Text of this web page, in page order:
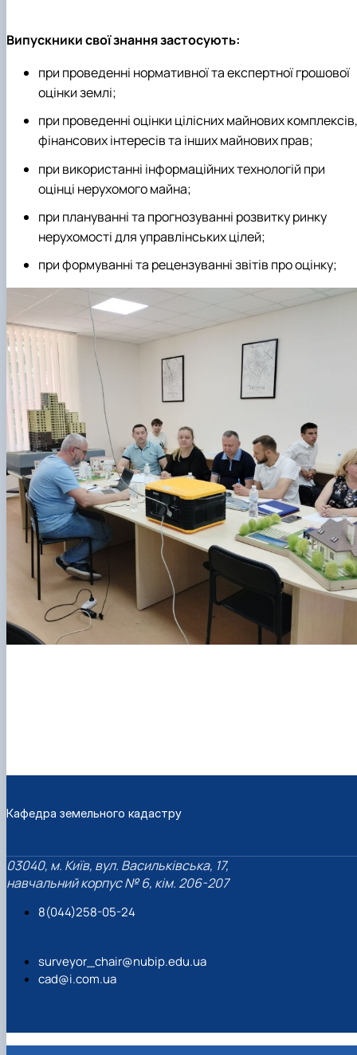
Випускники свої знання застосують:
при проведенні нормативної та експертної грошової
оцінки землі;
при проведенні оцінки цілісних майнових комплексів,
фінансових інтересів та інших майнових прав;
при використанні інформаційних технологій при
оцінці нерухомого майна;
при плануванні та прогнозуванні розвитку ринку
нерухомості для управлінських цілей;
при формуванні та рецензуванні звітів про оцінку;
Кафедра земельного кадастру
03040, м. Київ, вул. Васильківська, 17,
навчальний корпус № 6, кім. 206-207
8(044)258-05-24
surveyor_chair@nubip.edu.ua
cad@i.com.ua